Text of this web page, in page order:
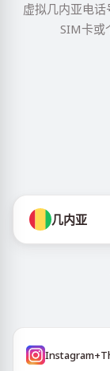
虚拟几内亚电
SIM卡或
几内亚